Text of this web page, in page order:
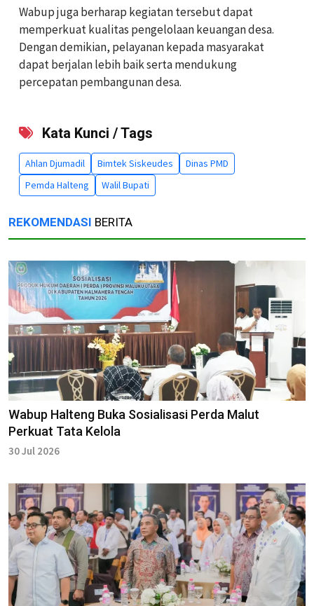
Wabup juga berharap kegiatan tersebut dapat
memperkuat kualitas pengelolaan keuangan desa.
Dengan demikian, pelayanan kepada masyarakat
dapat berjalan lebih baik serta mendukung
percepatan pembangunan desa.
Kata Kunci / Tags
Ahlan Djumadil Bimtek Siskeudes
Dinas PMD
Pemda Halteng
Walil Bupati
REKOMENDASI BERITA
Wabup Halteng Buka Sosialisasi Perda Malut
Perkuat Tata Kelola
30 Jul 2026